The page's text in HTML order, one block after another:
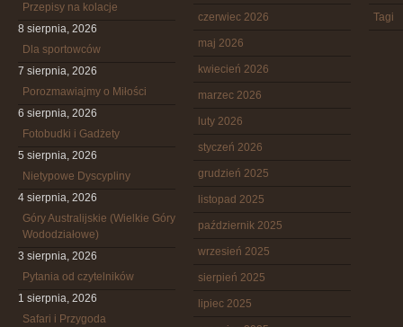
Przepisy na kolacje
8 sierpnia, 2026
Dla sportowców
7 sierpnia, 2026
Porozmawiajmy o Miłości
6 sierpnia, 2026
Fotobudki i Gadżety
5 sierpnia, 2026
Nietypowe Dyscypliny
4 sierpnia, 2026
Góry Australijskie (Wielkie Góry
Wododziałowe)
3 sierpnia, 2026
Pytania od czytelników
1 sierpnia, 2026
Safari i Przygoda
czerwiec 2026
maj 2026
kwiecień 2026
marzec 2026
luty 2026
styczeń 2026
grudzień 2025
listopad 2025
październik 2025
wrzesień 2025
sierpień 2025
lipiec 2025
Tagi